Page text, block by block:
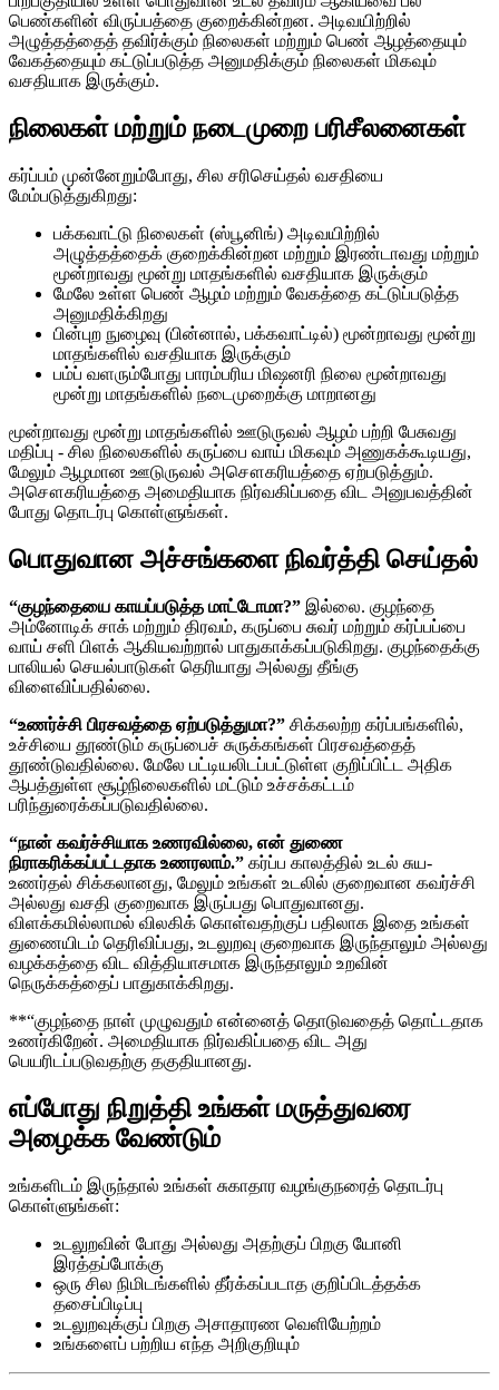
பெண்களின் விருப்பத்தை குறைக்கின்றன. அடிவயிற்றில்
அழுத்தத்தைத் தவிர்க்கும் நிலைகள் மற்றும் பெண் ஆழத்தையும்
வேகத்தையும் கட்டுப்படுத்த அனுமதிக்கும் நிலைகள் மிகவும்
வசதியாக இருக்கும்.
நிலைகள் மற்றும் நடைமுறை பரிசீலனைகள்
கர்ப்பம் முன்னேறும்போது, ​​சில சரிசெய்தல் வசதியை
மேம்படுத்துகிறது:
பக்கவாட்டு நிலைகள் (ஸ்பூனிங்) அடிவயிற்றில்
அழுத்தத்தைக் குறைக்கின்றன மற்றும் இரண்டாவது மற்றும்
மூன்றாவது மூன்று மாதங்களில் வசதியாக இருக்கும்
மேலே உள்ள பெண் ஆழம் மற்றும் வேகத்தை கட்டுப்படுத்த
அனுமதிக்கிறது
பின்புற நுழைவு (பின்னால், பக்கவாட்டில்) மூன்றாவது மூன்று
மாதங்களில் வசதியாக இருக்கும்
பம்ப் வளரும்போது பாரம்பரிய மிஷனரி நிலை மூன்றாவது
மூன்று மாதங்களில் நடைமுறைக்கு மாறானது
மூன்றாவது மூன்று மாதங்களில் ஊடுருவல் ஆழம் பற்றி பேசுவது
மதிப்பு - சில நிலைகளில் கருப்பை வாய் மிகவும் அணுகக்கூடியது,
மேலும் ஆழமான ஊடுருவல் அசௌகரியத்தை ஏற்படுத்தும்.
அசௌகரியத்தை அமைதியாக நிர்வகிப்பதை விட அனுபவத்தின்
போது தொடர்பு கொள்ளுங்கள்.
பொதுவான அச்சங்களை நிவர்த்தி செய்தல்
“குழந்தையை காயப்படுத்த மாட்டோமா?” இல்லை. குழந்தை
அம்னோடிக் சாக் மற்றும் திரவம், கருப்பை சுவர் மற்றும் கர்ப்பப்பை
வாய் சளி பிளக் ஆகியவற்றால் பாதுகாக்கப்படுகிறது. குழந்தைக்கு
பாலியல் செயல்பாடுகள் தெரியாது அல்லது தீங்கு
விளைவிப்பதில்லை.
“உணர்ச்சி பிரசவத்தை ஏற்படுத்துமா?” சிக்கலற்ற கர்ப்பங்களில்,
உச்சியை தூண்டும் கருப்பைச் சுருக்கங்கள் பிரசவத்தைத்
தூண்டுவதில்லை. மேலே பட்டியலிடப்பட்டுள்ள குறிப்பிட்ட அதிக
ஆபத்துள்ள சூழ்நிலைகளில் மட்டும் உச்சக்கட்டம்
பரிந்துரைக்கப்படுவதில்லை.
“நான் கவர்ச்சியாக உணரவில்லை, என் துணை
நிராகரிக்கப்பட்டதாக உணரலாம்.” கர்ப்ப காலத்தில் உடல் சுய-
உணர்தல் சிக்கலானது, மேலும் உங்கள் உடலில் குறைவான கவர்ச்சி
அல்லது வசதி குறைவாக இருப்பது பொதுவானது.
விளக்கமில்லாமல் விலகிக் கொள்வதற்குப் பதிலாக இதை உங்கள்
துணையிடம் தெரிவிப்பது, உடலுறவு குறைவாக இருந்தாலும் அல்லது
வழக்கத்தை விட வித்தியாசமாக இருந்தாலும் உறவின்
நெருக்கத்தைப் பாதுகாக்கிறது.
**“குழந்தை நாள் முழுவதும் என்னைத் தொடுவதைத் தொட்டதாக
உணர்கிறேன். அமைதியாக நிர்வகிப்பதை விட அது
பெயரிடப்படுவதற்கு தகுதியானது.
எப்போது நிறுத்தி உங்கள் மருத்துவரை
அழைக்க வேண்டும்
உங்களிடம் இருந்தால் உங்கள் சுகாதார வழங்குநரைத் தொடர்பு
கொள்ளுங்கள்:
உடலுறவின் போது அல்லது அதற்குப் பிறகு யோனி
இரத்தப்போக்கு
ஒரு சில நிமிடங்களில் தீர்க்கப்படாத குறிப்பிடத்தக்க
தசைப்பிடிப்பு
உடலுறவுக்குப் பிறகு அசாதாரண வெளியேற்றம்
உங்களைப் பற்றிய எந்த அறிகுறியும்